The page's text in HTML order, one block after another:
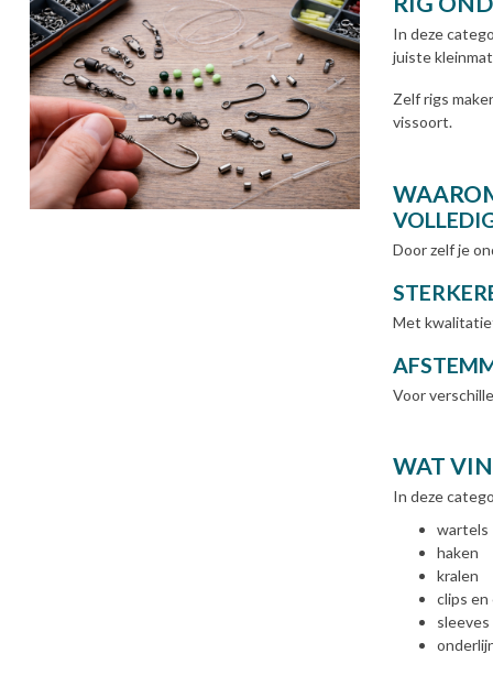
In deze
juiste
Zelf rigs
vissoort.
Door zelf je
Met
Voor
WAT
In deze
wartels
haken
kralen
clips